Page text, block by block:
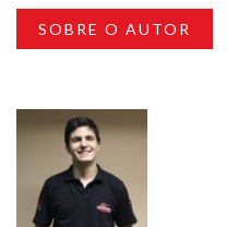
SOBRE O AUTOR